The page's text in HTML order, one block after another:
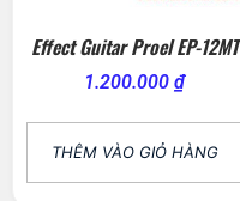
Effect Guitar Proel EP-12MT
1.200.000 ₫
THÊM VÀO GIỎ HÀNG